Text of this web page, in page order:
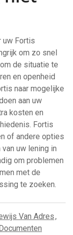
uw Fortis
om zo snel
de situatie te
en openheid
naar mogelijke
aan uw
kosten en
Fortis
of andere opties
uw lening in
om problemen
met de
te zoeken.
Van Adres,